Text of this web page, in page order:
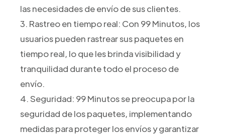
las necesidades de envío de sus clientes.
3. Rastreo en tiempo real: Con 99 Minutos, los
usuarios pueden rastrear sus paquetes en
tiempo real, lo que les brinda visibilidad y
tranquilidad durante todo el proceso de
envío.
4. Seguridad: 99 Minutos se preocupa por la
seguridad de los paquetes, implementando
medidas para proteger los envíos y garantizar